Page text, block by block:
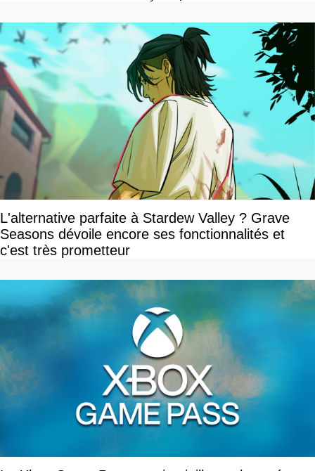
L'alternative parfaite à Stardew Valley ? Grave
Seasons dévoile encore ses fonctionnalités et
c'est très prometteur